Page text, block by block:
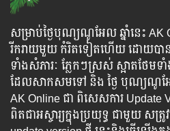
សម្រាប់ថ្ងៃបុណ្យណូអែល​​ ឆ្នាំនេះ
រីករាយមួយ កំរិតទៀតហើយ​​ ដោយបានធ្វ
ទាំង​សំភារៈ​​​​​​​​ ភ្លែកៗ​​​​ស្រស់ ស្អាតថែម
ដែលសាកសមទៅ និង ថ្ងៃ បុណ្យណូអ
AK Online ជា ពិសេស​ការ Update
ពិតជាអស្ចារ្យក្នុងប្រយុទ្ធ ជាមួយ សត្